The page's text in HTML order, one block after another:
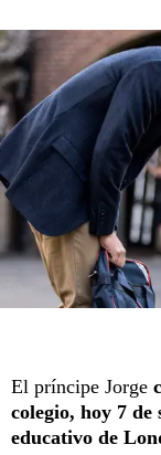
El príncipe Jorge
colegio, hoy 7 de
educativo de